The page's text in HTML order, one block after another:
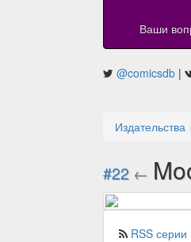
Ваши
@comicsdb |
Издательства
#22 ←
RSS серии